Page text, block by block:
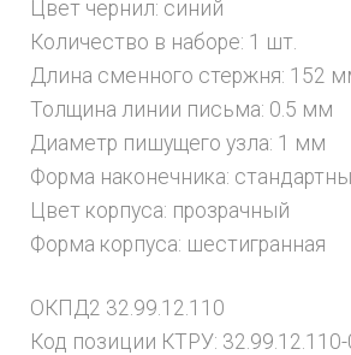
Цвет чернил: синий
Количество в наборе: 1 шт.
Длина сменного стержня: 152
Толщина линии письма: 0.5 мм
Диаметр пишущего узла: 1 мм
Форма наконечника:
Цвет корпуса: прозрачный
Форма корпуса: шестигранная
ОКПД2 32.99.12.110
Код позиции КТРУ: